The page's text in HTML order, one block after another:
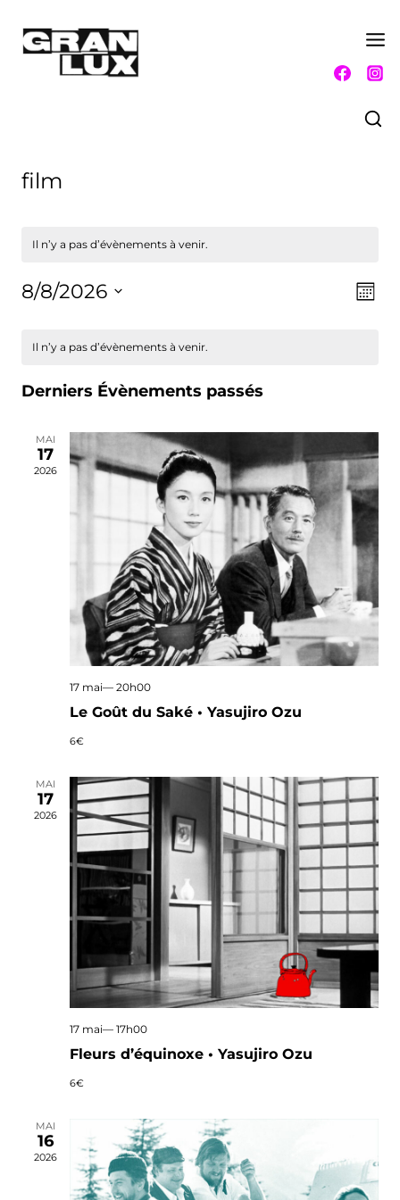
contenu
film
Il n’y a pas d’évènements à venir.
Mois
8/8/2026
date.
Calendrier
Il n’y a pas d’évènements à venir.
Derniers Évènements passés
MAI
17
2026
17 mai— 20h00
Le Goût du Saké • Yasujiro Ozu
6€
MAI
17
2026
17 mai— 17h00
Fleurs d’équinoxe • Yasujiro Ozu
6€
MAI
16
2026